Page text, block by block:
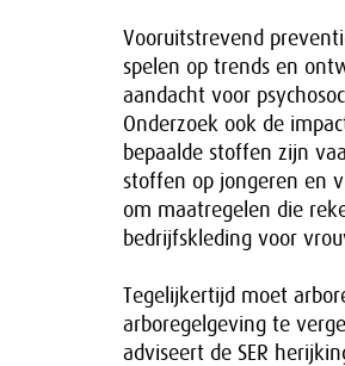
Vooruitstrevend
spelen op trends en
aandacht voor
Onderzoek ook de
bepaalde stoffen zijn
stoffen op jongeren en
om maatregelen die
bedrijfskleding voor
Tegelijkertijd moet
arboregelgeving te
adviseert de SER